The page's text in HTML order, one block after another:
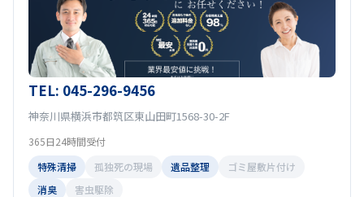
TEL: 045-296-9456
神奈川県横浜市都筑区東山田町1568-30-2F
365日24時間受付
特殊清掃
孤独死の現場 遺品整理
ゴミ屋敷片付け
消臭
害虫駆除